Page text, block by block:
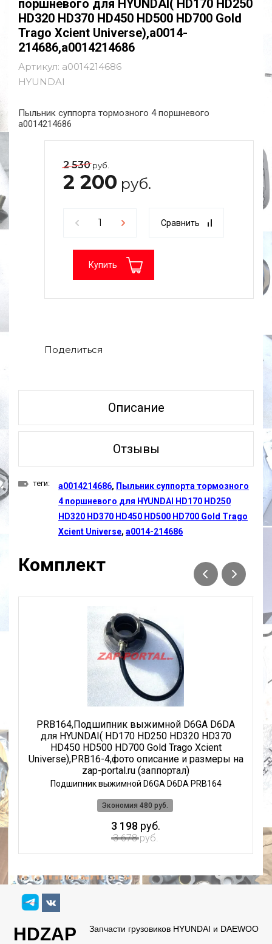
поршневого для HYUNDAI( HD170 HD250
HD320 HD370 HD450 HD500 HD700 Gold
Trago Xcient Universe),a0014-
214686,a0014214686
Артикул: a0014214686
HYUNDAI
Пыльник суппорта тормозного 4 поршневого
a0014214686
2 530руб.
2 200 руб.
Сравнить
Купить
Поделиться
Описание
Отзывы
теги: a0014214686, Пыльник суппорта тормозного
4 поршневого для HYUNDAI HD170 HD250
HD320 HD370 HD450 HD500 HD700 Gold Trago
Xcient Universe, a0014-214686
Комплект
PRB164,Подшипник выжимной D6GA D6DA
для HYUNDAI( HD170 HD250 HD320 HD370
HD450 HD500 HD700 Gold Trago Xcient
Universe),PRB16-4,фото описание и размеры на
zap-portal.ru (заппортал)
Подшипник выжимной D6GA D6DA PRB164
Экономия 480 руб.
3 198 руб.
3 678руб.
HDZAP Запчасти грузовиков HYUNDAI и DAEWOO